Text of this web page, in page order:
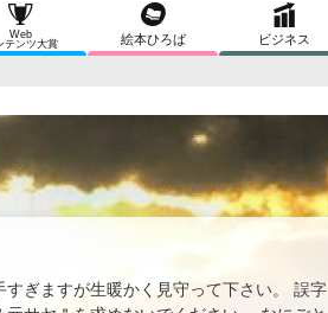
Web
テンツ大賞
絵本ひろば ビジネス
ぎますが生暖かく見守って下さい。 誤字